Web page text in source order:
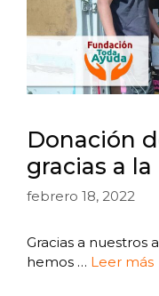
Donación
gracias a
febrero 18, 2022
Gracias a nuestros
hemos … Leer más